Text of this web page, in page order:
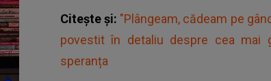
Citește și: "Plângeam, cădeam pe
povestit în detaliu despre cea mai
speranța